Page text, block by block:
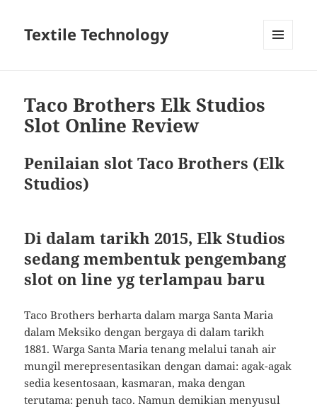
Textile Technology
Taco Brothers Elk Studios
Slot Online Review
Penilaian slot Taco Brothers (Elk
Studios)
Di dalam tarikh 2015, Elk Studios
sedang membentuk pengembang
slot on line yg terlampau baru
Taco Brothers berharta dalam marga Santa Maria
dalam Meksiko dengan bergaya di dalam tarikh
1881. Warga Santa Maria tenang melalui tanah air
mungil merepresentasikan dengan damai: agak-agak
sedia kesentosaan, kasmaran, maka dengan
terutama: penuh taco. Namun demikian menyusul